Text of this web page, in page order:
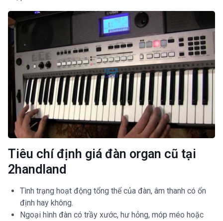
Tiêu chí định giá đàn organ cũ tại
2handland
Tình trạng hoạt động tổng thể của đàn, âm thanh có ổn
định hay không.
Ngoại hình đàn có trầy xước, hư hỏng, móp méo hoặc